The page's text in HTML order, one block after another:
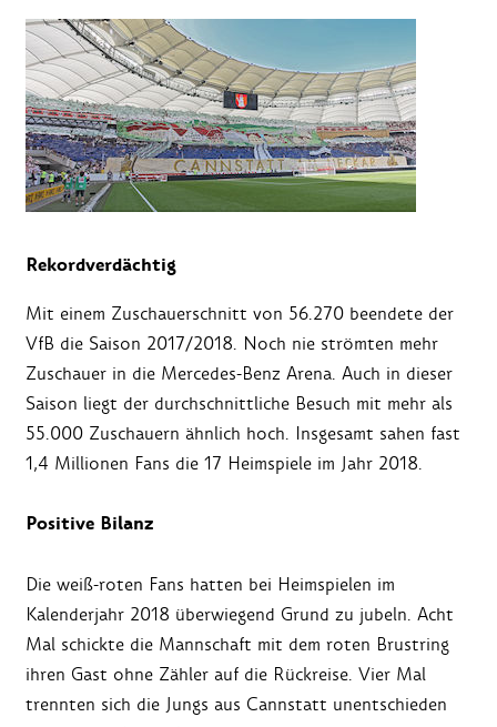
Rekordverdächtig
Mit einem Zuschauerschnitt von 56.270 beendete der
VfB die Saison 2017/2018. Noch nie strömten mehr
Zuschauer in die Mercedes-Benz Arena. Auch in dieser
Saison liegt der durchschnittliche Besuch mit mehr als
55.000 Zuschauern ähnlich hoch. Insgesamt sahen fast
1,4 Millionen Fans die 17 Heimspiele im Jahr 2018.
Positive Bilanz
Die weiß-roten Fans hatten bei Heimspielen im
Kalenderjahr 2018 überwiegend Grund zu jubeln. Acht
Mal schickte die Mannschaft mit dem roten Brustring
ihren Gast ohne Zähler auf die Rückreise. Vier Mal
trennten sich die Jungs aus Cannstatt unentschieden